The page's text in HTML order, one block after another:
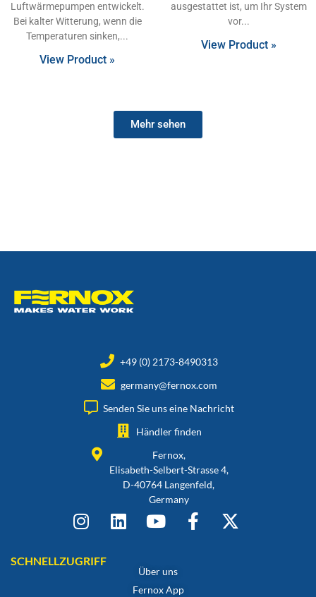
Luftwärmepumpen entwickelt.
Bei kalter Witterung, wenn die
Temperaturen sinken,
View Product »
ausgestattet ist, um Ihr System
vor
View Product »
Mehr sehen
+49 (0) 2173-8490313
germany@fernox.com
Senden Sie uns eine Nachricht
Händler finden
Fernox,
Elisabeth-Selbert-Strasse 4,
D-40764 Langenfeld,
Germany
SCHNELLZUGRIFF
Über uns
Fernox App